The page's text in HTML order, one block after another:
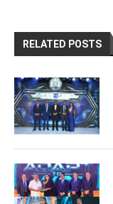
RELATED POSTS